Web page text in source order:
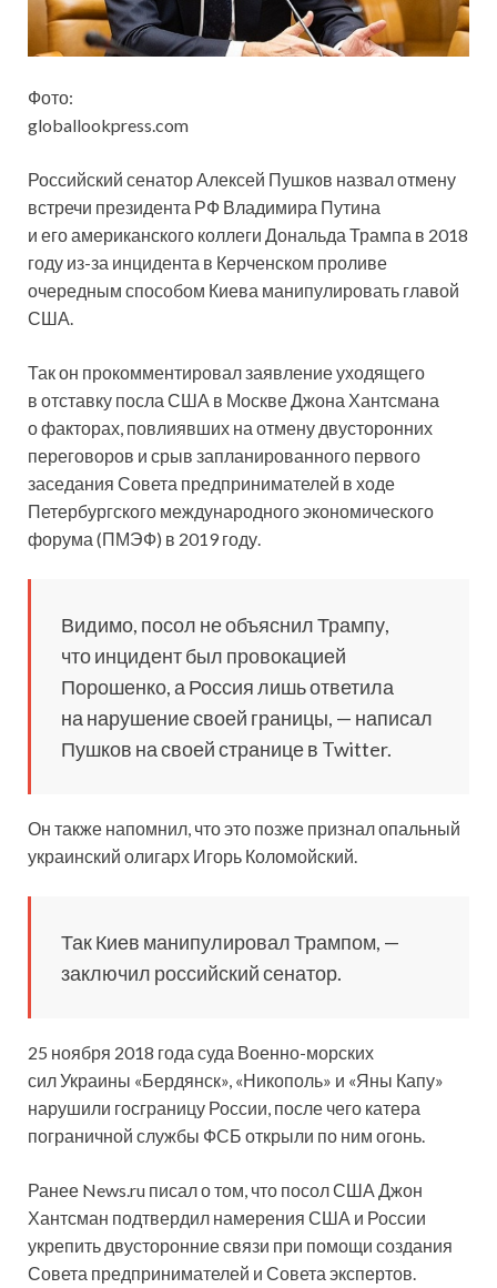
Фото:
globallookpress.com
Российский сенатор Алексей Пушков назвал отмену
встречи президента РФ Владимира Путина
и его американского коллеги Дональда Трампа в 2018
году из-за инцидента в Керченском проливе
очередным способом Киева манипулировать главой
США.
Так он прокомментировал заявление уходящего
в отставку посла США в Москве Джона Хантсмана
о факторах, повлиявших на отмену двусторонних
переговоров и срыв запланированного первого
заседания Совета предпринимателей в ходе
Петербургского международного экономического
форума (ПМЭФ) в 2019 году.
Видимо, посол не объяснил Трампу,
что инцидент был провокацией
Порошенко, а Россия лишь ответила
на нарушение своей границы, — написал
Пушков на своей странице в Twitter.
Он также напомнил, что это позже признал опальный
украинский олигарх Игорь Коломойский.
Так Киев манипулировал Трампом, —
заключил российский сенатор.
25 ноября 2018 года суда Военно-морских
сил Украины «Бердянск», «Никополь» и «Яны Капу»
нарушили госграницу России, после чего катера
пограничной службы ФСБ открыли по ним огонь.
Ранее News.ru писал о том, что посол США Джон
Хантсман подтвердил намерения США и России
укрепить двусторонние связи при помощи создания
Совета предпринимателей и Совета экспертов.